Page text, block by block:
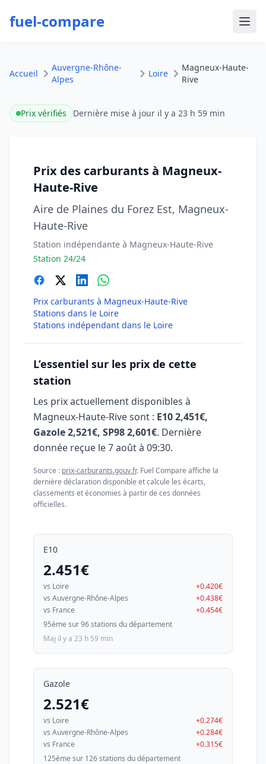
fuel-compare
Accueil
Auvergne-Rhône-
Alpes
Loire
Magneux-Haute-
Rive
Prix vérifiés Dernière mise à jour il y a 23 h 59 min
Prix des carburants à Magneux-
Haute-Rive
Aire de Plaines du Forez Est, Magneux-
Haute-Rive
Station indépendante à Magneux-Haute-Rive
Station 24/24
Prix carburants à Magneux-Haute-Rive
Stations dans le Loire
Stations indépendant dans le Loire
L’essentiel sur les prix de cette
station
Les prix actuellement disponibles à
Magneux-Haute-Rive sont : E10 2,451€,
Gazole 2,521€, SP98 2,601€. Dernière
donnée reçue le7 août à 09:30.
Source : prix-carburants.gouv.fr. Fuel Compare affiche la
dernière déclaration disponible et calcule les écarts,
classements et économies à partir de ces données
officielles.
E10
2.451€
vs Loire
+0.420€
vs Auvergne-Rhône-Alpes
+0.438€
vs France
+0.454€
95ème sur 96 stations du département
Maj il y a 23 h 59 min
Gazole
2.521€
vs Loire
+0.274€
vs Auvergne-Rhône-Alpes
+0.284€
vs France
+0.315€
125ème sur 126 stations du département